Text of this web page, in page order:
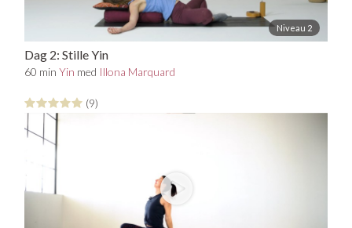
Niveau 2
Dag 2: Stille Yin
60 minYin med Illona Marquard
(9)